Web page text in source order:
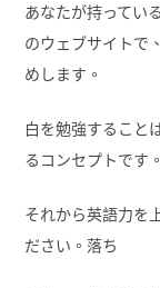
あなたが持ってい
のウェブサイトで
めします。
白を勉強すること
るコンセプトです
それから英語力を
ださい。落ち